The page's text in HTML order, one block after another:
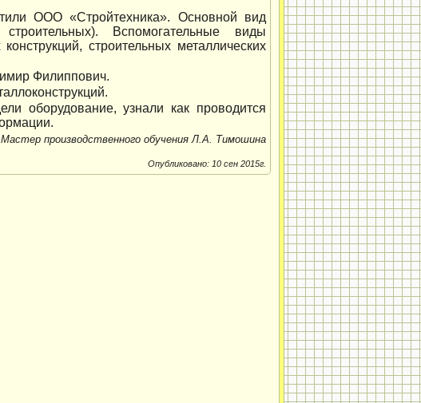
ООО «Стройтехника». Основной вид
Вспомогательные виды
строительных металлических
Филиппович.
оборудование, узнали как проводится
Мастер производственного обучения Л.А. Тимошина
Опубликовано: 10 сен 2015г.